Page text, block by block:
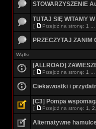
STOWARZYSZENIE
TUTAJ SIĘ WITAMY
[ Przejdź na stronę: 1
PRZECZYTAJ ZANIM
Wątki
[ALLROAD]
[ Przejdź na stronę: 1
Ciekawostki i
[C3] Pompa
[ Przejdź na stronę: 1 2
Alternatywne